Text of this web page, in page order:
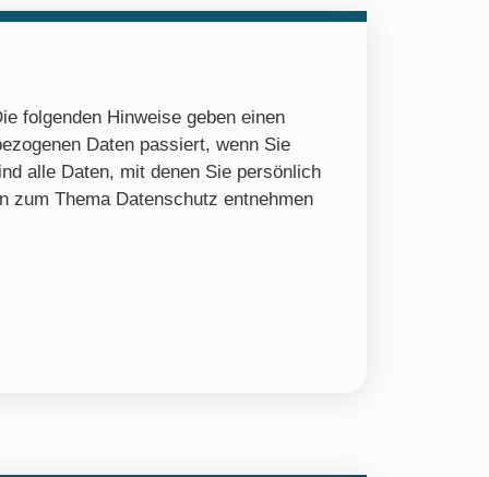
folgenden Hinweise geben einen
Daten passiert, wenn Sie
alle Daten, mit denen Sie persönlich
zum Thema Datenschutz entnehmen